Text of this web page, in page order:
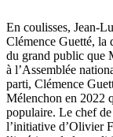
En coulisses, Jean-
Clémence Guetté, la
du grand public que
à l’Assemblée
parti, Clémence
Mélenchon en 2022
populaire. Le chef
l’initiative d’Olivier